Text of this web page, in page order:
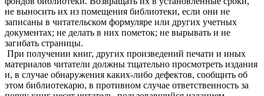
не выносить их из помещения библиотеки, если они не
записаны в читательском формуляре или других учетных
документах; не делать в них пометок; не вырывать и не
загибать страницы.
При получении книг, других произведений печати и иных
материалов читатели должны тщательно просмотреть издания
и, в случае обнаружения каких-либо дефектов, сообщить об
этом библиотекарю, в противном случае ответственность за